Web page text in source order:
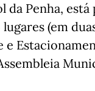
da Penha,
(em